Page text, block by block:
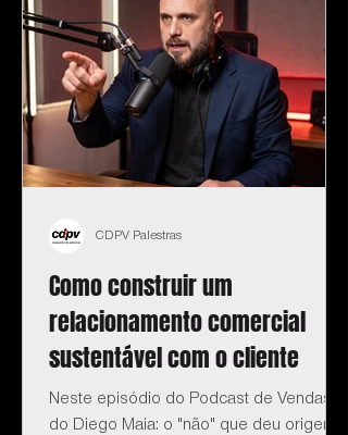
Como construir um
relacionamento comercial
sustentável com o cliente
Neste episódio do Podcast de Vendas
do Diego Maia: o "não" que deu origem a
CDPV Palestras